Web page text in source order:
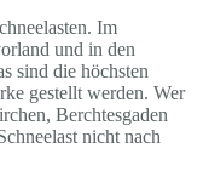
Im
und in den
sind die höchsten
gestellt werden. Wer
Berchtesgaden
nicht nach